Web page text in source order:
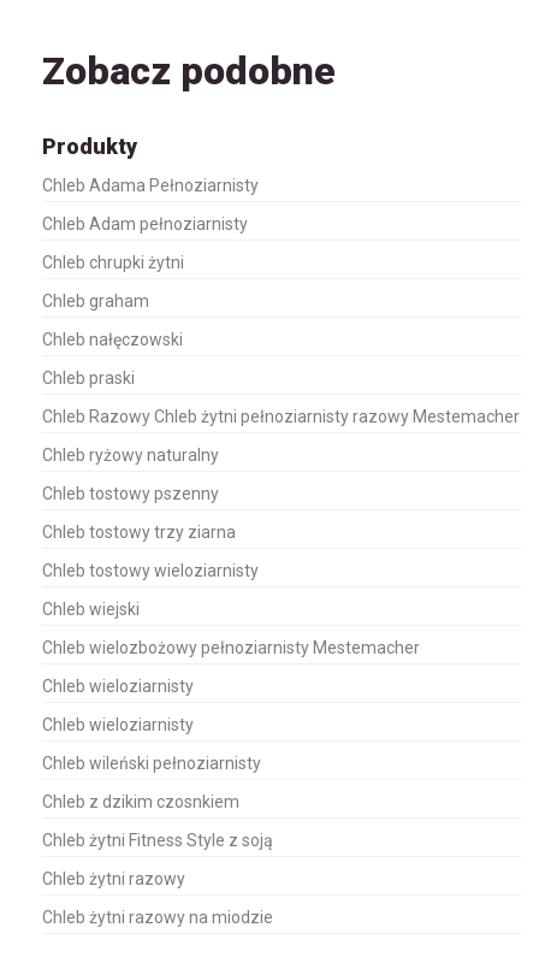
Zobacz podobne
Produkty
Chleb Adama Pełnoziarnisty
Chleb Adam pełnoziarnisty
Chleb chrupki żytni
Chleb graham
Chleb nałęczowski
Chleb praski
Chleb Razowy Chleb żytni pełnoziarnisty razowy Mestemacher
Chleb ryżowy naturalny
Chleb tostowy pszenny
Chleb tostowy trzy ziarna
Chleb tostowy wieloziarnisty
Chleb wiejski
Chleb wielozbożowy pełnoziarnisty Mestemacher
Chleb wieloziarnisty
Chleb wieloziarnisty
Chleb wileński pełnoziarnisty
Chleb z dzikim czosnkiem
Chleb żytni Fitness Style z soją
Chleb żytni razowy
Chleb żytni razowy na miodzie